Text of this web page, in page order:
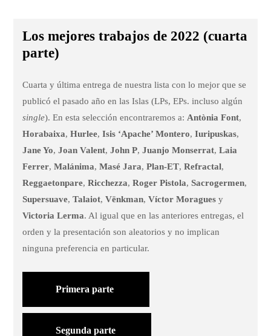
Los mejores trabajos de 2022 (cuarta
parte)
Cuarta y última entrega de nuestra lista con lo mejor que se
publicó el pasado año en las Islas (LPs, EPs. incluso algún
single). En esta selección encontraremos a: Antònia Font,
Horabaixa,Hurlee,Isis ‘Apache’ Montero,Iuripuskas,
Jane Yo,Joan Valent,John P,Juanjo Monserrat,Laia
Ferrer,Malánima,Masé Jara,Plan-ET,Refractal,
Reggaetonpare,Ricchezza,Roger Pistola,Sacrogermen,
Supersuave,Talaiot,Vënkman,Víctor Moragues y
Victoria Lerma. Al igual que en las anteriores entregas, el
orden y la presentación son aleatorios y no implican
ninguna preferencia en particular.
Primera parte
Segunda parte